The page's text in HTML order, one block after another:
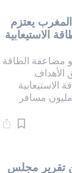
لكأس العالم 2030: المغرب يعتزم
الاستيعابية
مضاعفة الطاقة
الأهداف
الاستيعابية
مطارات المغرب إلى 80 مليون مسافر
تقرير مجلس